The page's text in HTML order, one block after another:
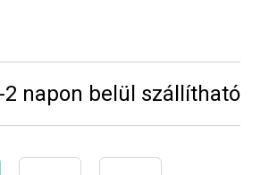
2 napon belül szállítható